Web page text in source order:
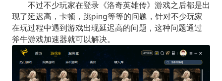
不过不少玩家在登录《洛奇英雄传》游戏之后都是出
现了延迟高，卡顿，跳ping等等的问题，针对不少玩家
在玩过程中遇到游戏出现延迟高的问题，这种问题通过
斧牛游戏加速器就可以解决。